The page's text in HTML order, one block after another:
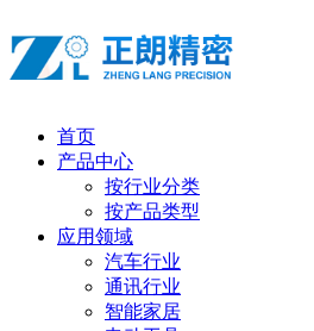
首页
产品中心
按行业分类
按产品类型
应用领域
汽车行业
通讯行业
智能家居